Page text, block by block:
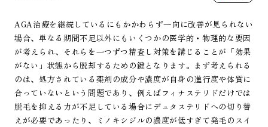
AGA治療を継続しているにもかかわらず一向に改善が見られない
場合、単なる期間不足以外にもいくつかの医学的・物理的な要因
が考えられ、それらを一つずつ精査し対策を講じることが「効果
がない」状態から脱却するための鍵となります。まず考えられる
のは、処方されている薬剤の成分や濃度が自身の進行度や体質に
合っていないという問題であり、例えばフィナステリドだけでは
脱毛を抑える力が不足している場合にデュタステリドへの切り替
えが必要であったり、ミノキシジルの濃度が低すぎて発毛のスイ